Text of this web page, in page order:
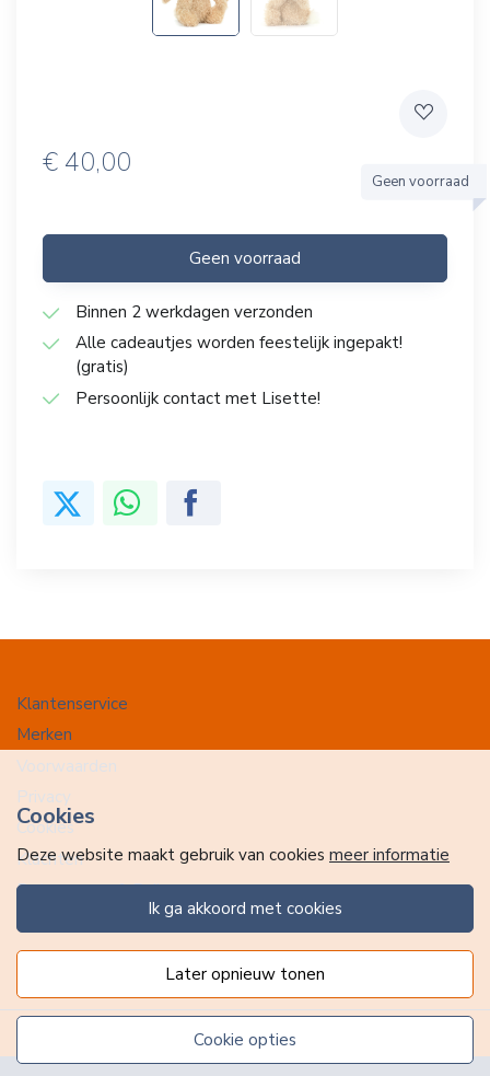
€ 40,00
Geen voorraad
Geen voorraad
Binnen 2 werkdagen verzonden
Alle cadeautjes worden feestelijk ingepakt!
(gratis)
Persoonlijk contact met Lisette!
Klantenservice
Merken
Voorwaarden
Privacy
Cookies
Klachten
Retourneren & Ruilen
Cookies
Deze website maakt gebruik van cookies meer informatie
ik ga akkoord met cookies
later opnieuw tonen
cookie opties